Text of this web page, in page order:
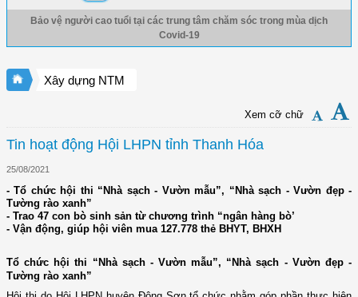
Bảo vệ người cao tuổi tại các trung tâm chăm sóc trong mùa dịch
Covid-19
Xây dựng NTM
Xem cỡ chữ
Tin hoạt động Hội LHPN tỉnh Thanh Hóa
25/08/2021
- Tổ chức hội thi “Nhà sạch - Vườn mẫu”, “Nhà sạch - Vườn đẹp -
Tường rào xanh”
- Trao 47 con bò sinh sản từ chương trình “ngân hàng bò’
- Vận động, giúp hội viên mua 127.778 thẻ BHYT, BHXH
Tổ chức hội thi “Nhà sạch - Vườn mẫu”, “Nhà sạch - Vườn đẹp -
Tường rào xanh”